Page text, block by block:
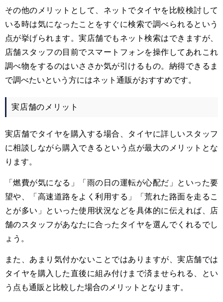
その他のメリットとして、ネットでタイヤを比較検討して
いる時は気になったことをすぐに検索で調べられるという
点が挙げられます。実店舗でもネット検索はできますが、
店舗スタッフの目前でスマートフォンを操作してあれこれ
調べ物をするのはいささか気が引けるもの。納得できるま
で調べたいという方にはネット通販がおすすめです。
実店舗のメリット
実店舗でタイヤを購入する場合、タイヤに詳しいスタッフ
に相談しながら購入できるという点が最大のメリットとな
ります。
「燃費が気になる」「雨の日の運転が心配だ」といった要
望や、「高速道路をよく利用する」「荒れた路面を走るこ
とが多い」といった使用状況などを具体的に伝えれば、店
舗のスタッフがあなたに合ったタイヤを選んでくれるでし
ょう。
また、あまり気付かないことではありますが、実店舗では
タイヤを購入した直後に組み付けまで済ませられる、とい
う点も通販と比較した場合のメリットとなります。